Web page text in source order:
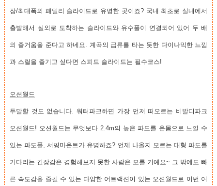
장/최대폭의 패밀리 슬라이드로 유명한 곳이죠? 국내 최초로 실내에서
출발해서 실외로 도착하는 슬라이드와 유수풀이 연결되어 있어 두 배
의 즐거움을 준다고 하네요. 계곡의 급류를 타는 듯한 다이나믹한 느낌
과 스릴을 즐기고 싶다면 스피드 슬라이드는 필수코스!
오션월드
두말할 것도 없습니다. 워터파크하면 가장 먼저 떠오르는 비발디파크
오션월드! 오션월드는 무엇보다 2.4m의 높은 파도를 온몸으로 느낄 수
있는 파도풀, 서핑마운트가 유명하죠? 언제 나올지 모르는 대형 파도를
기다리는 긴장감은 경험해보지 못한 사람은 모를 거예요~ 그 밖에도 빠
른 속도감을 즐길 수 있는 다양한 어트랙션이 있는 오션월드로 이번 여